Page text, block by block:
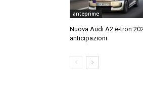
anteprime
Nuova Audi A2 e-tron
anticipazioni